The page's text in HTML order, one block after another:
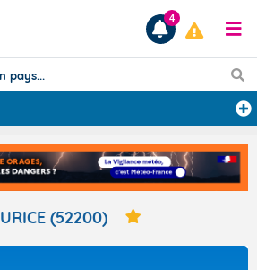
Prévisions
LES RÉSULTATS
Articles
4
(52200)